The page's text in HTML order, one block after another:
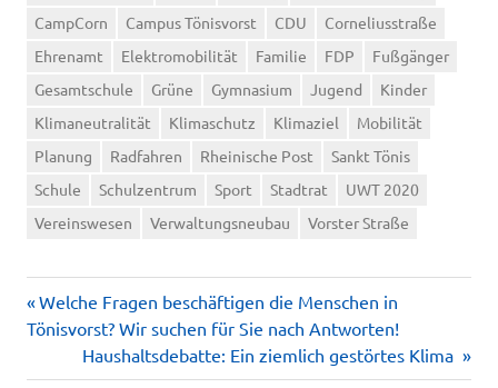
CampCorn
Campus Tönisvorst CDU
Corneliusstraße
Ehrenamt
Elektromobilität Familie FDP
Fußgänger
Gesamtschule
Grüne Gymnasium Jugend
Kinder
Klimaneutralität
Klimaschutz Klimaziel
Mobilität
Planung
Radfahren Rheinische Post
Sankt Tönis
Schule
Schulzentrum Sport Stadtrat
UWT 2020
Vereinswesen
Verwaltungsneubau Vorster Straße
Beitragsnavigation
Vorheriger
Beitrag:
Welche Fragen beschäftigen die Menschen in
Tönisvorst? Wir suchen für Sie nach Antworten!
Nächster
Beitrag:
Haushaltsdebatte: Ein ziemlich gestörtes Klima